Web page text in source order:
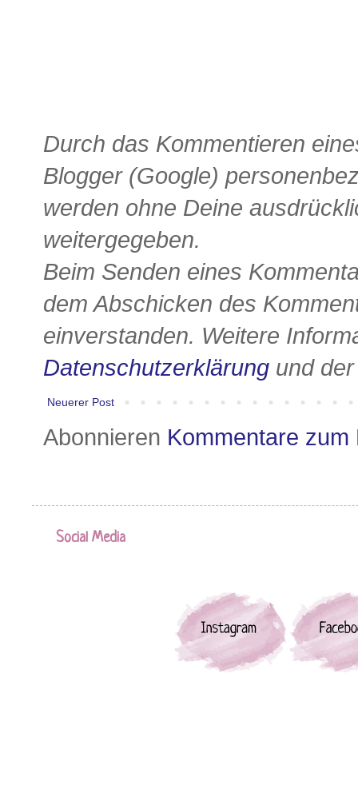
Durch das Kommentieren
Blogger (Google)
werden ohne Deine
weitergegeben.
Beim Senden eines
dem Abschicken des
einverstanden. Weitere
Datenschutzerklärung und
Neuerer Post
Abonnieren Kommentare zum
Social Media